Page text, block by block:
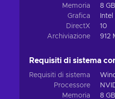
Memoria
8
Grafica
DirectX
10
Archiviazione
912
Requisiti di sistema
Requisiti di sistema
Processore
Memoria
8